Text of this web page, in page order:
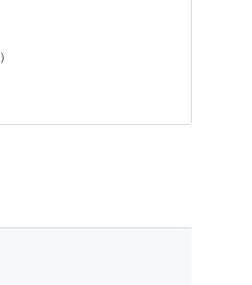
）